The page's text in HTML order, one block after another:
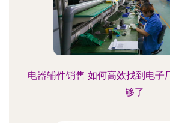
电器辅件销售 如何高效找到电子
够了